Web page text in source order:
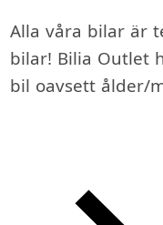
Alla våra bilar är
bilar! Bilia Outlet
bil oavsett ålder/